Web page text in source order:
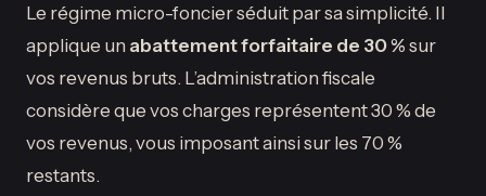
Le régime micro-foncier séduit par sa simplicité. Il
applique un abattement forfaitaire de 30 %sur
vos revenus bruts. L’administration fiscale
considère que vos charges représentent 30 % de
vos revenus, vous imposant ainsi sur les 70 %
restants.